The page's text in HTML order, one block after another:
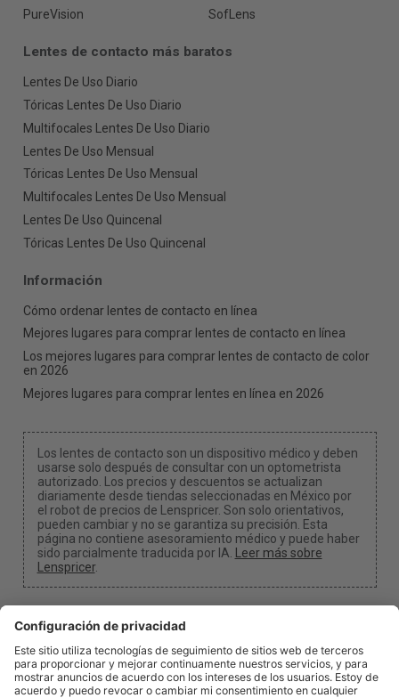
PureVision
SofLens
Lentes de contacto más baratos
Lentes De Uso Diario
Tóricas Lentes De Uso Diario
Multifocales Lentes De Uso Diario
Lentes De Uso Mensual
Tóricas Lentes De Uso Mensual
Multifocales Lentes De Uso Mensual
Lentes De Uso Quincenal
Tóricas Lentes De Uso Quincenal
Información
Cómo ordenar lentes de contacto en línea
Mejores lugares para comprar lentes de contacto en línea
Los mejores lugares para comprar lentes de contacto de color
en 2026
Mejores lugares para comprar lentes en línea en 2026
Los lentes de contacto son un dispositivo médico y deben
usarse solo después de consultar con un optometrista
autorizado. Los precios y descuentos se actualizan
diariamente desde tiendas seleccionadas en México por
el robot de precios de Lenspricer. Son solo orientativos,
pueden cambiar y no se garantiza su precisión. Esta
página no contiene asesoramiento médico y puede haber
sido parcialmente traducida por IA.
Leer más sobre
Lenspricer.
Configuración de cookies y privacidad